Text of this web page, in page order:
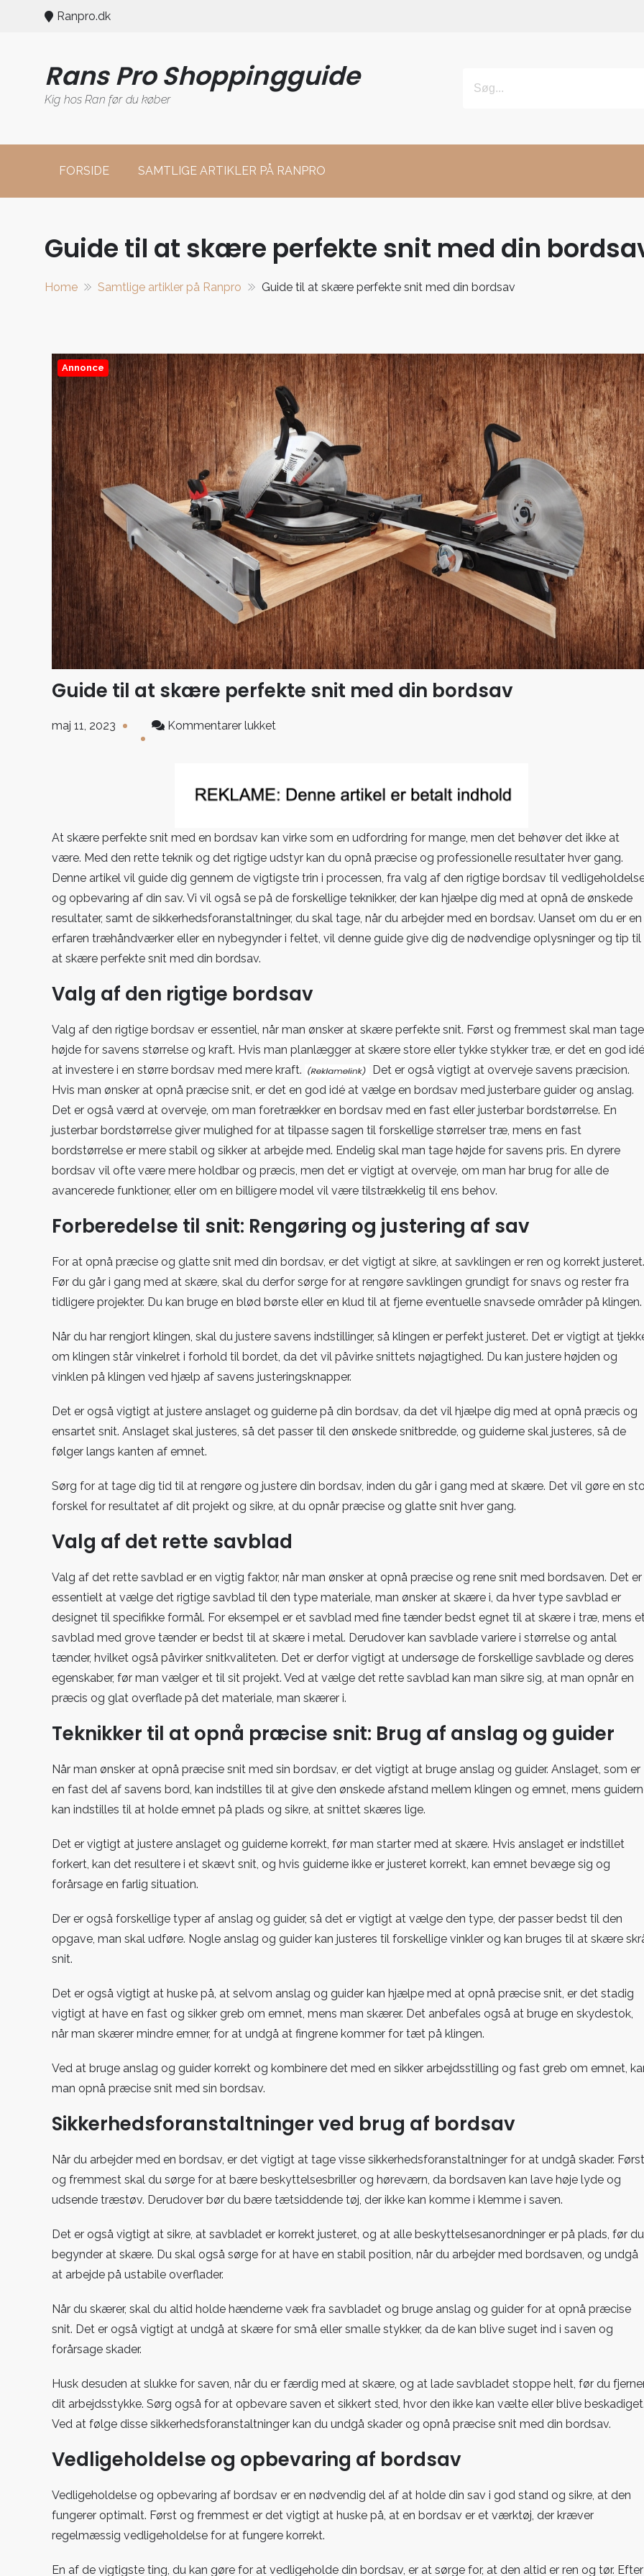
Ranpro.dk
Rans Pro Shoppingguide
Kig hos Ran før du køber
FORSIDE SAMTLIGE ARTIKLER PÅ RANPRO
Guide til at skære perfekte snit med din
Home Samtlige artikler på Ranpro Guide til at skære perfekte snit med din bordsav
Annonce
Guide til at skære perfekte snit med din bordsav
maj 11, 2023 Kommentarer lukkettil
skære
snit
med
bordsav
At skære perfekte snit med en bordsav kan virke som en udfordring for mange, men det behøver det ikke at
være. Med den rette teknik og det rigtige udstyr kan du opnå præcise og professionelle resultater hver gang.
Denne artikel vil guide dig gennem de vigtigste trin i processen, fra valg af den rigtige bordsav til
og opbevaring af din sav. Vi vil også se på de forskellige teknikker, der kan hjælpe dig med at opnå de ønskede
resultater, samt de sikkerhedsforanstaltninger, du skal tage, når du arbejder med en bordsav. Uanset om du er en
erfaren træhåndværker eller en nybegynder i feltet, vil denne guide give dig de nødvendige oplysninger og tip til
at skære perfekte snit med din bordsav.
Valg af den rigtige bordsav
Valg af den rigtige bordsav er essentiel, når man ønsker at skære perfekte snit. Først og fremmest skal man tage
højde for savens størrelse og kraft. Hvis man planlægger at skære store eller tykke stykker træ, er det en god idé
at investere i en større bordsav med mere kraft.
Det er også vigtigt at overveje savens præcision.
Hvis man ønsker at opnå præcise snit, er det en god idé at vælge en bordsav med justerbare guider og anslag.
Det er også værd at overveje, om man foretrækker en bordsav med en fast eller justerbar bordstørrelse. En
justerbar bordstørrelse giver mulighed for at tilpasse sagen til forskellige størrelser træ, mens en fast
bordstørrelse er mere stabil og sikker at arbejde med. Endelig skal man tage højde for savens pris. En dyrere
bordsav vil ofte være mere holdbar og præcis, men det er vigtigt at overveje, om man har brug for alle de
avancerede funktioner, eller om en billigere model vil være tilstrækkelig til ens behov.
Forberedelse til snit: Rengøring og justering af sav
For at opnå præcise og glatte snit med din bordsav, er det vigtigt at sikre, at savklingen er ren og korrekt justeret.
Før du går i gang med at skære, skal du derfor sørge for at rengøre savklingen grundigt for snavs og rester fra
tidligere projekter. Du kan bruge en blød børste eller en klud til at fjerne eventuelle snavsede områder på klingen.
Når du har rengjort klingen, skal du justere savens indstillinger, så klingen er perfekt justeret. Det er vigtigt at
om klingen står vinkelret i forhold til bordet, da det vil påvirke snittets nøjagtighed. Du kan justere højden og
vinklen på klingen ved hjælp af savens justeringsknapper.
Det er også vigtigt at justere anslaget og guiderne på din bordsav, da det vil hjælpe dig med at opnå præcis og
ensartet snit. Anslaget skal justeres, så det passer til den ønskede snitbredde, og guiderne skal justeres, så de
følger langs kanten af emnet.
Sørg for at tage dig tid til at rengøre og justere din bordsav, inden du går i gang med at skære. Det vil gøre en
forskel for resultatet af dit projekt og sikre, at du opnår præcise og glatte snit hver gang.
Valg af det rette savblad
Valg af det rette savblad er en vigtig faktor, når man ønsker at opnå præcise og rene snit med bordsaven. Det er
essentielt at vælge det rigtige savblad til den type materiale, man ønsker at skære i, da hver type savblad er
designet til specifikke formål. For eksempel er et savblad med fine tænder bedst egnet til at skære i træ, mens
savblad med grove tænder er bedst til at skære i metal. Derudover kan savblade variere i størrelse og antal
tænder, hvilket også påvirker snitkvaliteten. Det er derfor vigtigt at undersøge de forskellige savblade og deres
egenskaber, før man vælger et til sit projekt. Ved at vælge det rette savblad kan man sikre sig, at man opnår en
præcis og glat overflade på det materiale, man skærer i.
Teknikker til at opnå præcise snit: Brug af anslag og guider
Når man ønsker at opnå præcise snit med sin bordsav, er det vigtigt at bruge anslag og guider. Anslaget, som er
en fast del af savens bord, kan indstilles til at give den ønskede afstand mellem klingen og emnet, mens
kan indstilles til at holde emnet på plads og sikre, at snittet skæres lige.
Det er vigtigt at justere anslaget og guiderne korrekt, før man starter med at skære. Hvis anslaget er indstillet
forkert, kan det resultere i et skævt snit, og hvis guiderne ikke er justeret korrekt, kan emnet bevæge sig og
forårsage en farlig situation.
Der er også forskellige typer af anslag og guider, så det er vigtigt at vælge den type, der passer bedst til den
opgave, man skal udføre. Nogle anslag og guider kan justeres til forskellige vinkler og kan bruges til at skære
snit.
Det er også vigtigt at huske på, at selvom anslag og guider kan hjælpe med at opnå præcise snit, er det stadig
vigtigt at have en fast og sikker greb om emnet, mens man skærer. Det anbefales også at bruge en skydestok,
når man skærer mindre emner, for at undgå at fingrene kommer for tæt på klingen.
Ved at bruge anslag og guider korrekt og kombinere det med en sikker arbejdsstilling og fast greb om emnet,
man opnå præcise snit med sin bordsav.
Sikkerhedsforanstaltninger ved brug af bordsav
Når du arbejder med en bordsav, er det vigtigt at tage visse sikkerhedsforanstaltninger for at undgå skader. Først
og fremmest skal du sørge for at bære beskyttelsesbriller og høreværn, da bordsaven kan lave høje lyde og
udsende træstøv. Derudover bør du bære tætsiddende tøj, der ikke kan komme i klemme i saven.
Det er også vigtigt at sikre, at savbladet er korrekt justeret, og at alle beskyttelsesanordninger er på plads, før du
begynder at skære. Du skal også sørge for at have en stabil position, når du arbejder med bordsaven, og undgå
at arbejde på ustabile overflader.
Når du skærer, skal du altid holde hænderne væk fra savbladet og bruge anslag og guider for at opnå præcise
snit. Det er også vigtigt at undgå at skære for små eller smalle stykker, da de kan blive suget ind i saven og
forårsage skader.
Husk desuden at slukke for saven, når du er færdig med at skære, og at lade savbladet stoppe helt, før du
dit arbejdsstykke. Sørg også for at opbevare saven et sikkert sted, hvor den ikke kan vælte eller blive
Ved at følge disse sikkerhedsforanstaltninger kan du undgå skader og opnå præcise snit med din bordsav.
Vedligeholdelse og opbevaring af bordsav
Vedligeholdelse og opbevaring af bordsav er en nødvendig del af at holde din sav i god stand og sikre, at den
fungerer optimalt. Først og fremmest er det vigtigt at huske på, at en bordsav er et værktøj, der kræver
regelmæssig vedligeholdelse for at fungere korrekt.
En af de vigtigste ting, du kan gøre for at vedligeholde din bordsav, er at sørge for, at den altid er ren og tør. Efter